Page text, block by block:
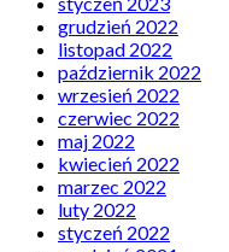
grudzień 2022
listopad 2022
październik 2022
wrzesień 2022
czerwiec 2022
maj 2022
kwiecień 2022
marzec 2022
luty 2022
styczeń 2022